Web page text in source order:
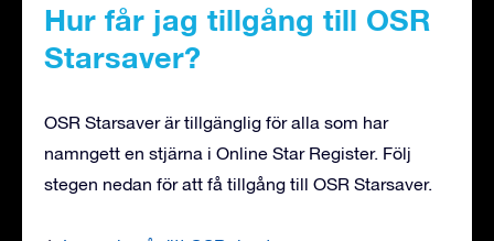
Hur får jag tillgång till OSR
Starsaver?
OSR Starsaver är tillgänglig för alla som har
namngett en stjärna i Online Star Register. Följ
stegen nedan för att få tillgång till OSR Starsaver.